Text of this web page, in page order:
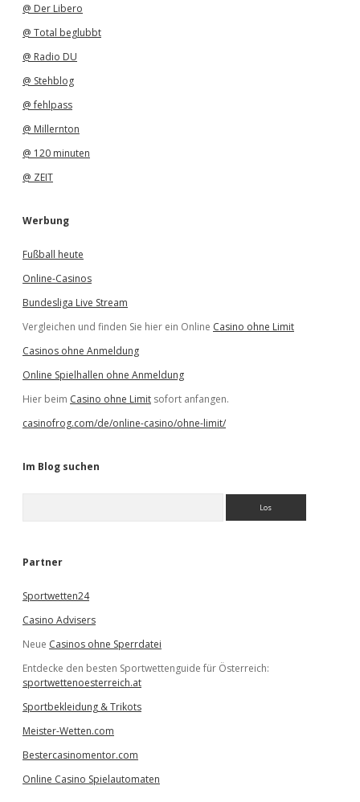
@ Der Libero
@ Total beglubbt
@ Radio DU
@ Stehblog
@ fehlpass
@ Millernton
@ 120 minuten
@ ZEIT
Werbung
Fußball heute
Online-Casinos
Bundesliga Live Stream
Vergleichen und finden Sie hier ein Online Casino ohne Limit
Casinos ohne Anmeldung
Online Spielhallen ohne Anmeldung
Hier beim Casino ohne Limit sofort anfangen.
casinofrog.com/de/online-casino/ohne-limit/
Im Blog suchen
e
Partner
Sportwetten24
Casino Advisers
Neue Casinos ohne Sperrdatei
Entdecke den besten Sportwettenguide für Österreich:
sportwettenoesterreich.at
Sportbekleidung & Trikots
Meister-Wetten.com
Bestercasinomentor.com
Online Casino Spielautomaten